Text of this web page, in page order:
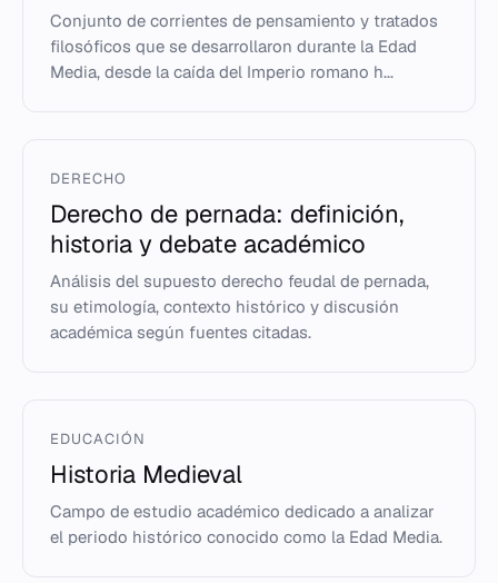
Conjunto de corrientes de pensamiento y tratados
filosóficos que se desarrollaron durante la Edad
Media, desde la caída del Imperio romano h...
DERECHO
Derecho de pernada: definición,
historia y debate académico
Análisis del supuesto derecho feudal de pernada,
su etimología, contexto histórico y discusión
académica según fuentes citadas.
EDUCACIÓN
Historia Medieval
Campo de estudio académico dedicado a analizar
el periodo histórico conocido como la Edad Media.